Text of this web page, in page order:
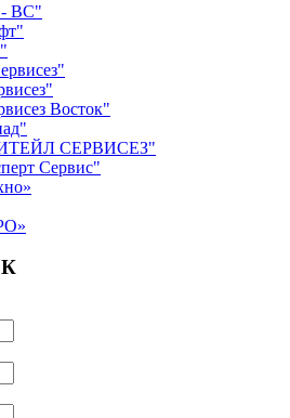
ВС"
Восток"
СЕРВИСЕЗ"
Сервис"